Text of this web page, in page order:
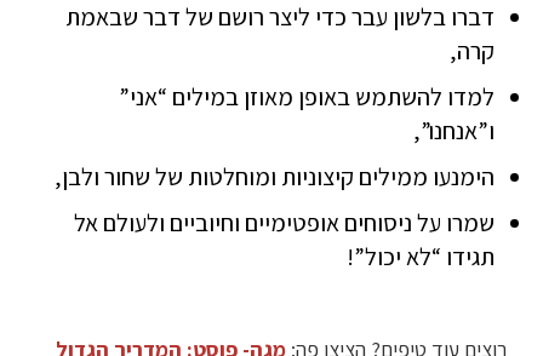
דברו בלשון עבר כדי ליצר רושם של דבר שבאמת
קרה,
למדו להשתמש באופן מאוזן במילים “אני”
ו”אנחנו”,
הימנעו ממילים קיצוניות ומוחלטות של שחור ולבן,
שמרו על ניסוחים אופטימיים וחיוביים ולעולם אל
תגידו “לא יכול”!
רוצים עוד טיפים? הציצו פה: מגה- פוסט: המדריך הגדול